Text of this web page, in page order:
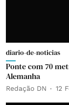
diario-de-noticias
Ponte com 70
Alemanha
Redação DN 12